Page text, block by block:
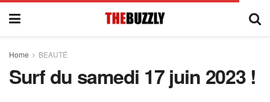
Home BEAUTÉ
Surf du samedi 17 juin 2023 !